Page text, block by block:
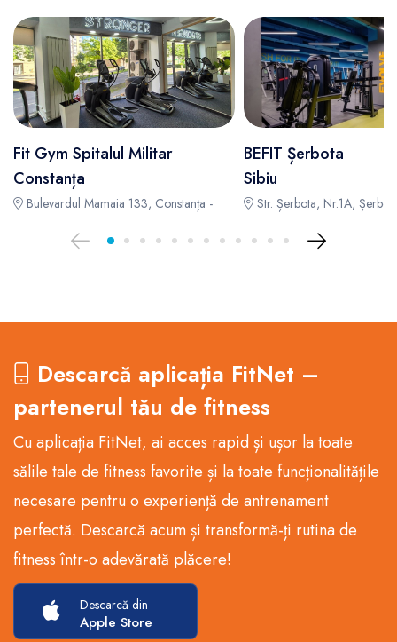
Fit Gym Spitalul Militar
Constanța
Bulevardul Mamaia 133, Constanța -
BEFIT Șerbota
Sibiu
Str. Șerbota, Nr.1A,
Descarcă aplicația FitNet –
partenerul tău de fitness
Cu aplicația FitNet, ai acces rapid și ușor la toate
sălile tale de fitness favorite și la toate funcționalitățile
necesare pentru o experiență de antrenament
perfectă. Descarcă acum și transformă-ți rutina de
fitness într-o adevărată plăcere!
Descarcă din
Apple Store